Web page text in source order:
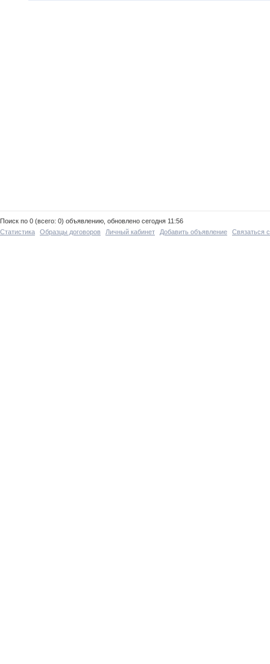
Поиск по 0 (всего: 0) объявлению, обновлено сегодня 11:56
Статистика
Образцы договоров Личный кабинет Добавить объявление Связаться